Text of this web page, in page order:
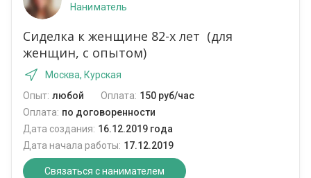
Наниматель
Сиделка к женщине 82-х лет (для
женщин, с опытом)
Москва, Курская
Опыт: любой Оплата: 150 руб/час
Оплата: по договоренности
Дата создания: 16.12.2019 года
Дата начала работы: 17.12.2019
Связаться с нанимателем